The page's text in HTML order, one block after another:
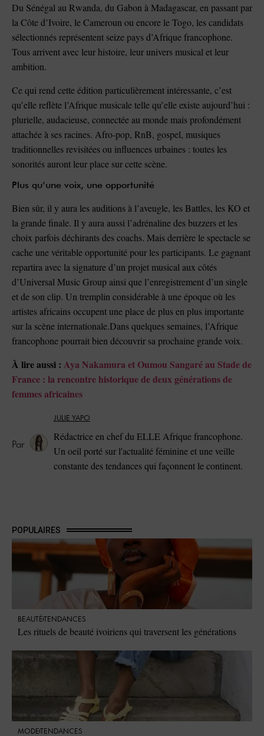
Du Sénégal au Rwanda, du Gabon à Madagascar, en passant par
la Côte d’Ivoire, le Cameroun ou encore le Togo, les candidats
sélectionnés représentent seize pays d’Afrique francophone.
Tous arrivent avec leur histoire, leur univers musical et leur
ambition.
Ce qui rend cette édition particulièrement intéressante, c’est
qu’elle reflète l’Afrique musicale telle qu’elle existe aujourd’hui :
plurielle, audacieuse, connectée au monde mais profondément
attachée à ses racines. Afro-pop, RnB, gospel, musiques
traditionnelles revisitées ou influences urbaines : toutes les
sonorités auront leur place sur cette scène.
Plus qu’une voix, une opportunité
Bien sûr, il y aura les auditions à l’aveugle, les Battles, les KO et
la grande finale. Il y aura aussi l’adrénaline des buzzers et les
choix parfois déchirants des coachs. Mais derrière le spectacle se
cache une véritable opportunité pour les participants. Le gagnant
repartira avec la signature d’un projet musical aux côtés
d’Universal Music Group ainsi que l’enregistrement d’un single
et de son clip. Un tremplin considérable à une époque où les
artistes africains occupent une place de plus en plus importante
sur la scène internationale.Dans quelques semaines, l’Afrique
francophone pourrait bien découvrir sa prochaine grande voix.
À lire aussi : Aya Nakamura et Oumou Sangaré au Stade de
France : la rencontre historique de deux générations de
femmes africaines
JULIE YAPO
Rédactrice en chef du ELLE Afrique francophone.
Un oeil porté sur l'actualité féminine et une veille
constante des tendances qui façonnent le continent.
POPULAIRES
BEAUTÉTENDANCES
Les rituels de beauté ivoiriens qui traversent les générations
MODETENDANCES